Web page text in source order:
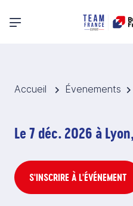
Menu principal
Accueil Évenements
Le 7 déc. 2026 à
S'INSCRIRE À L'ÉVÉNEMENT